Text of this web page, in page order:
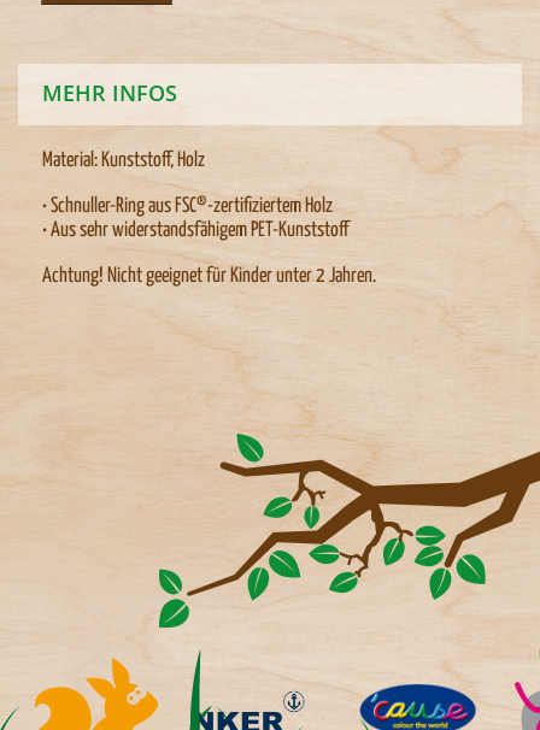
MEHR INFOS
Material: Kunststoff, Holz
• Schnuller-Ring aus FSC®-zertifiziertem Holz
• Aus sehr widerstandsfähigem PET-Kunststoff
Achtung! Nicht geeignet für Kinder unter 2 Jahren.